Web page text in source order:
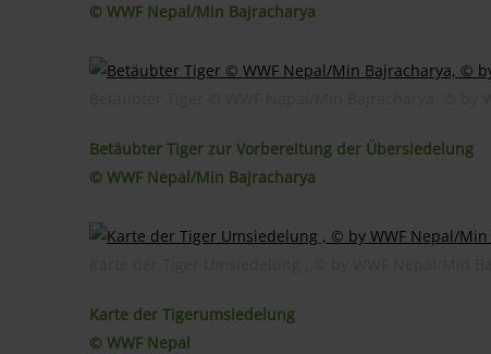
© WWF Nepal/Min Bajracharya
Betäubter Tiger zur Vorbereitung der Übersiedelung
© WWF Nepal/Min Bajracharya
Karte der Tigerumsiedelung
© WWF Nepal